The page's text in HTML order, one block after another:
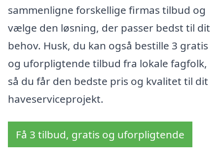
sammenligne forskellige firmas tilbud og
vælge den løsning, der passer bedst til dit
behov. Husk, du kan også bestille 3 gratis
og uforpligtende tilbud fra lokale fagfolk,
så du får den bedste pris og kvalitet til dit
haveserviceprojekt.
Få 3 tilbud, gratis og uforpligtende